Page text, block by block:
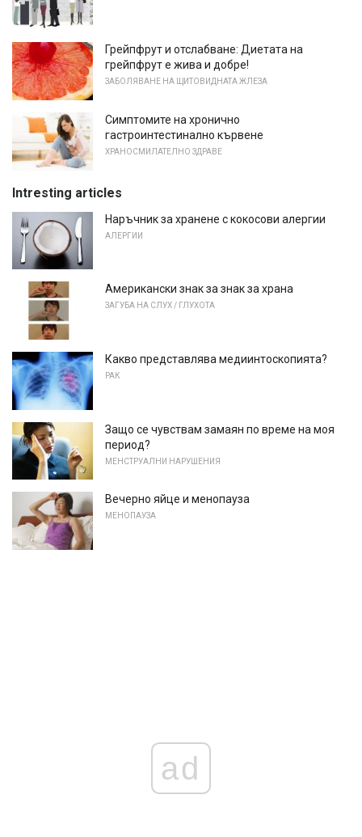
Грейпфрут и отслабване: Диетата на
грейпфрут е жива и добре!
ЗАБОЛЯВАНЕ НА ЩИТОВИДНАТА ЖЛЕЗА
Симптомите на хронично
гастроинтестинално кървене
ХРАНОСМИЛАТЕЛНО ЗДРАВЕ
Intresting articles
Наръчник за хранене с кокосови алергии
АЛЕРГИИ
Американски знак за знак за храна
ЗАГУБА НА СЛУХ / ГЛУХОТА
Какво представлява медиинтоскопията?
РАК
Защо се чувствам замаян по време на моя
период?
МЕНСТРУАЛНИ НАРУШЕНИЯ
Вечерно яйце и менопауза
МЕНОПАУЗА
ad